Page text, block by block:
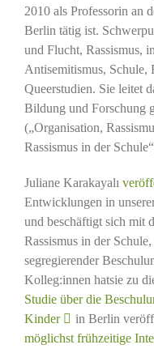
2010 als Professorin an
Berlin tätig ist.
und Flucht, Rassismus,
Antisemitismus, Schule,
Queerstudien. Sie leitet
Bildung und Forschung
(„Organisation,
Rassismus in der
Juliane Karakayalı
Entwicklungen in
und beschäftigt sich mit
Rassismus in der
segregierender
Kolleg:innen hatsie zu
Studie über die
Kinder
in Berlin
möglichst frühzeitige